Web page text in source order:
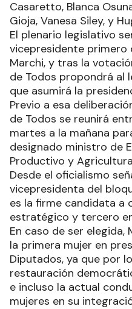
Casaretto, Blanca
Gioja, Vanesa Siley, y
El plenario legislativo
vicepresidente primero
Marchi, y tras la
de Todos propondrá al
que asumirá la
Previo a esa
de Todos se reunirá
martes a la mañana
designado ministro de
Productivo y
Desde el oficialismo
vicepresidenta del
es la firme candidata a
estratégico y tercero
En caso de ser elegida,
la primera mujer en
Diputados, ya que por
restauración
e incluso la actual
mujeres en su